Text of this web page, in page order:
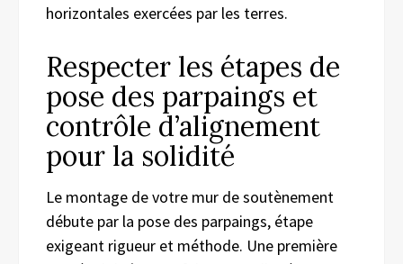
horizontales exercées par les terres.
Respecter les étapes de
pose des parpaings et
contrôle d’alignement
pour la solidité
Le montage de votre mur de soutènement
débute par la pose des parpaings, étape
exigeant rigueur et méthode. Une première